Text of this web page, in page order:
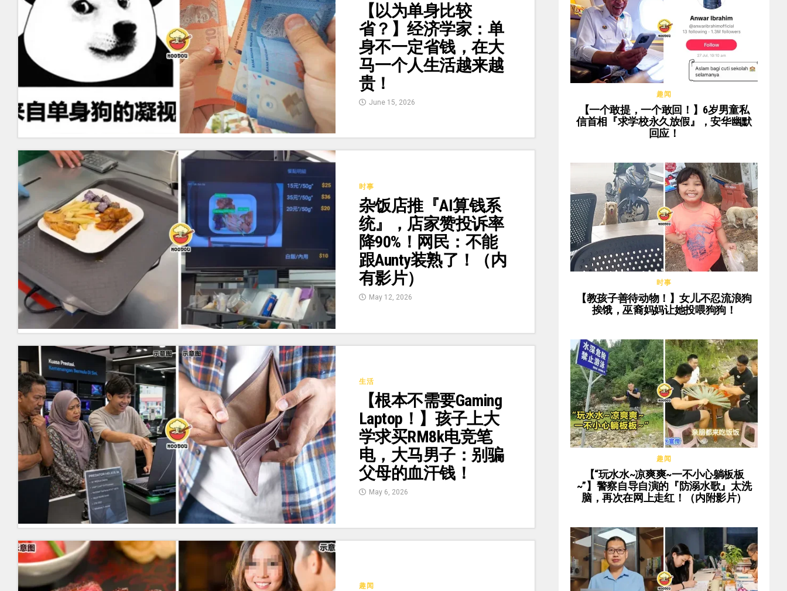
【以为单身比较
省？】经济学家：单
身不一定省钱，在大
马一个人生活越来越
贵！
June 15, 2026
时事
杂饭店推『AI算钱系
统』，店家赞投诉率
降90%！网民：不能
跟Aunty装熟了！（内
有影片）
May 12, 2026
生活
【根本不需要Gaming
Laptop！】孩子上大
学求买RM8k电竞笔
电，大马男子：别骗
父母的血汗钱！
May 6, 2026
趣闻
趣闻
【一个敢提，一个敢回！】6岁男童私
信首相『求学校永久放假』，安华幽默
回应！
时事
【教孩子善待动物！】女儿不忍流浪狗
挨饿，巫裔妈妈让她投喂狗狗！
趣闻
【“玩水水~凉爽爽~一不小心躺板板
~”】警察自导自演的『防溺水歌』太洗
脑，再次在网上走红！（内附影片）